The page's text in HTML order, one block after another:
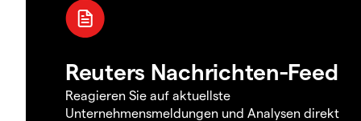
Reuters Nachrichten-Feed
Reagieren Sie auf aktuellste
Unternehmensmeldungen und Analysen direkt